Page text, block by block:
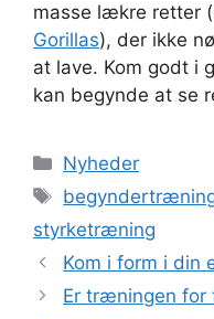
masse lækre retter
Gorillas), der ikke
at lave. Kom godt i
kan begynde at se
Kategorier
Nyheder
Tags
styrketræning
Kom i form i din
Er træningen for